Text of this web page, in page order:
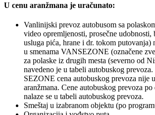
U cenu aranžmana je uračunato:
Vanlinijski prevoz autobusom sa
video opremljenosti, prosečne udobnosti,
usluga pića, hrane i dr. tokom putovanja)
u smenama VANSEZONE (označene
za polaske iz drugih mesta (severno od
navedeno je u tabeli autobuskog prevoza.
SEZONE cena autobuskog prevoza nije
aranžmana. Cene autobuskog prevoza
nalaze se u tabeli autobuskog prevoza.
Smeštaj u izabranom objektu (po